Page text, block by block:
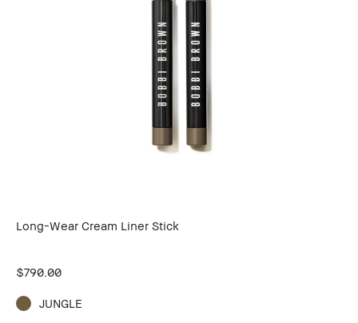
Long-Wear Cream Liner Stick
$790.00
JUNGLE